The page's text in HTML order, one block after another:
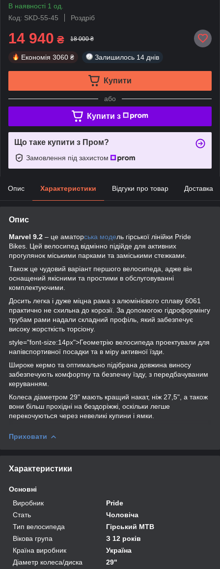
В наявності 1 од.
Код: SKD-55-45
Роздріб
14 940 ₴ 18 000 ₴
Економія 3060 ₴ Залишилось 14 днів
Купити
або
Купити з
Що таке купити з Пром?
Замовлення під захистом
Опис Характеристики Відгуки про товар Доставка
Опис
Marvel 9.2 – це аматорська модель гірської лінійки Pride
Bikes. Цей велосипед відмінно підійде для активних
прогулянок міськими парками та заміськими стежками.
Також це чудовий варіант першого велосипеда, адже він
оснащений якісними та простими в обслуговуванні
комплектуючими.
Досить легка і дуже міцна рама з алюмінієвого сплаву 6061
практично не схильна до корозії. За допомогою гідроформінгу
трубам рами надали складний профіль, який забезпечує
високу жорсткість торсіону.
style="font-size:14px">Геометрію велосипеда проектували для
напівспортивної посадки та в міру активної їзди.
Широке кермо та оптимально підібрана довжина виносу
забезпечують комфортну та безпечну їзду, з передбачуваним
керуванням.
Колеса діаметром 29" мають кращий накат, ніж 27,5", а також
вони більш прохідні на бездоріжжі, оскільки легше
перекочуються через невеликі купини і ямки.
Приховати
Характеристики
Основні
Виробник
Pride
Стать
Чоловіча
Тип велосипеда
Гірський MTB
Вікова група
З 12 років
Країна виробник
Україна
Діаметр колеса/диска
29"